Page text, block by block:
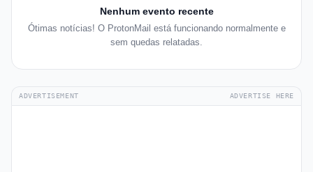
Nenhum evento recente
Ótimas notícias! O ProtonMail está funcionando normalmente e
sem quedas relatadas.
ADVERTISEMENT ADVERTISE HERE